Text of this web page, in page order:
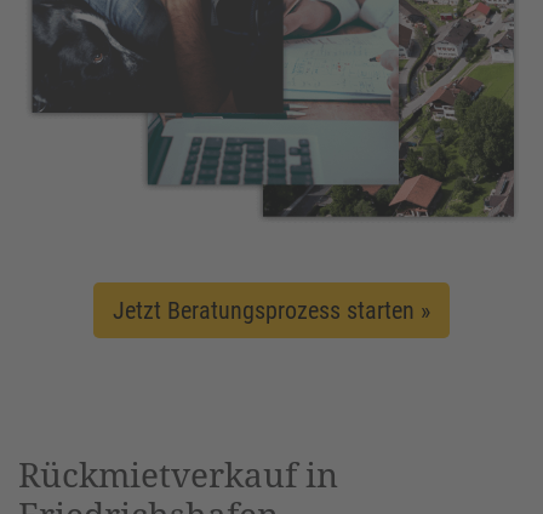
Jetzt Beratungsprozess starten »
Rückmietverkauf in